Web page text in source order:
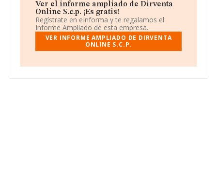
Ver el informe ampliado de Dirventa
Online S.c.p. ¡Es gratis!
Regístrate en eInforma y te regalamos el
Informe Ampliado de esta empresa.
VER INFORME AMPLIADO DE DIRVENTA
ONLINE S.C.P.